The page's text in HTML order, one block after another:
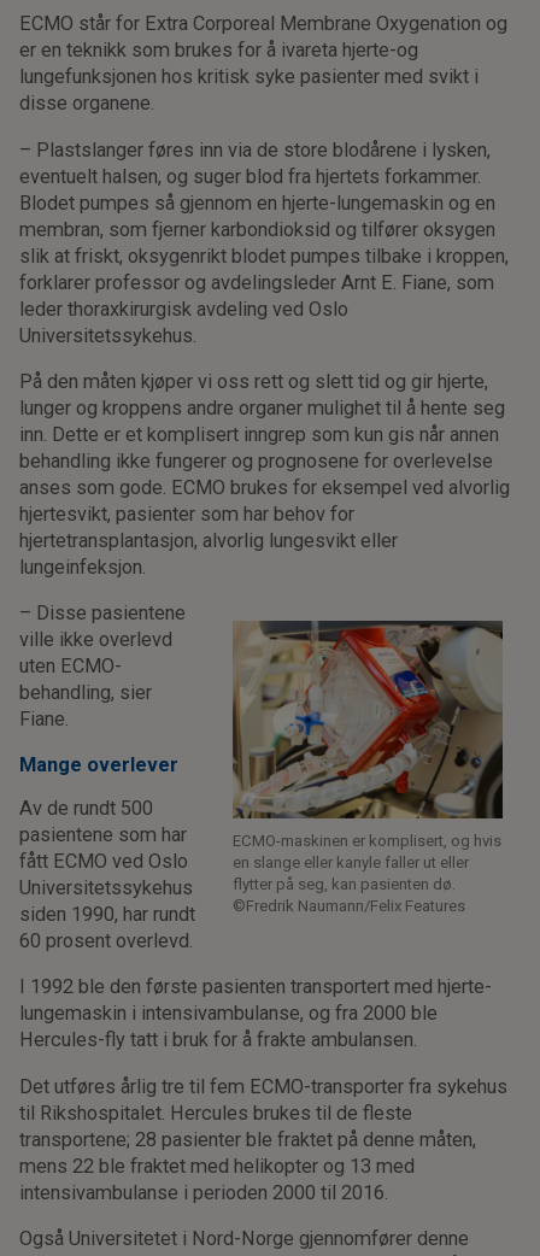
ECMO står for Extra Corporeal Membrane Oxygenation og
er en teknikk som brukes for å ivareta hjerte-og
lungefunksjonen hos kritisk syke pasienter med svikt i
disse organene.
– Plastslanger føres inn via de store blodårene i lysken,
eventuelt halsen, og suger blod fra hjertets forkammer.
Blodet pumpes så gjennom en hjerte-lungemaskin og en
membran, som fjerner karbondioksid og tilfører oksygen
slik at friskt, oksygenrikt blodet pumpes tilbake i kroppen,
forklarer professor og avdelingsleder Arnt E. Fiane, som
leder thoraxkirurgisk avdeling ved Oslo
Universitetssykehus.
På den måten kjøper vi oss rett og slett tid og gir hjerte,
lunger og kroppens andre organer mulighet til å hente seg
inn. Dette er et komplisert inngrep som kun gis når annen
behandling ikke fungerer og prognosene for overlevelse
anses som gode. ECMO brukes for eksempel ved alvorlig
hjertesvikt, pasienter som har behov for
hjertetransplantasjon, alvorlig lungesvikt eller
lungeinfeksjon.
ECMO-maskinen er komplisert, og hvis
en slange eller kanyle faller ut eller
flytter på seg, kan pasienten dø.
©Fredrik Naumann/Felix Features
– Disse pasientene
ville ikke overlevd
uten ECMO-
behandling, sier
Fiane.
Mange overlever
Av de rundt 500
pasientene som har
fått ECMO ved Oslo
Universitetssykehus
siden 1990, har rundt
60 prosent overlevd.
I 1992 ble den første pasienten transportert med hjerte-
lungemaskin i intensivambulanse, og fra 2000 ble
Hercules-fly tatt i bruk for å frakte ambulansen.
Det utføres årlig tre til fem ECMO-transporter fra sykehus
til Rikshospitalet. Hercules brukes til de fleste
transportene; 28 pasienter ble fraktet på denne måten,
mens 22 ble fraktet med helikopter og 13 med
intensivambulanse i perioden 2000 til 2016.
Også Universitetet i Nord-Norge gjennomfører denne